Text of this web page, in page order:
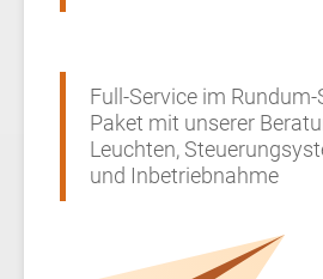
Full-Service im
Paket mit unserer
Leuchten,
und Inbetriebnahme